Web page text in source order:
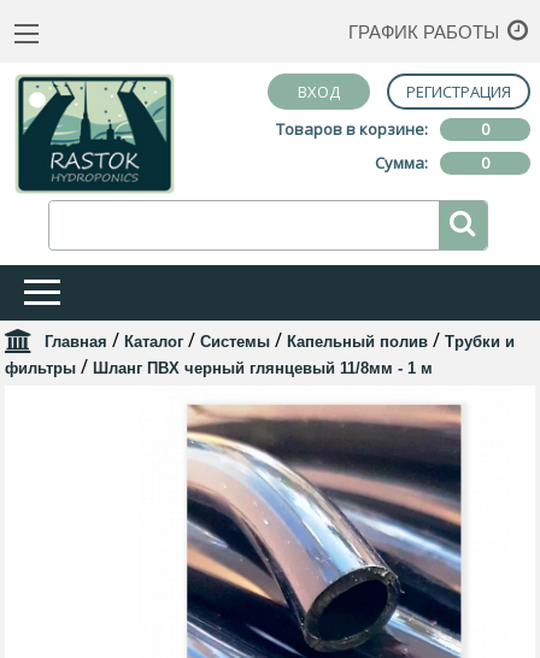
ГРАФИК РАБОТЫ
ВХОД
РЕГИСТРАЦИЯ
Товаров в корзине:
0
Сумма:
0
Главная / Каталог / Системы / Капельный полив / Трубки и
фильтры / Шланг ПВХ черный глянцевый 11/8мм - 1 м